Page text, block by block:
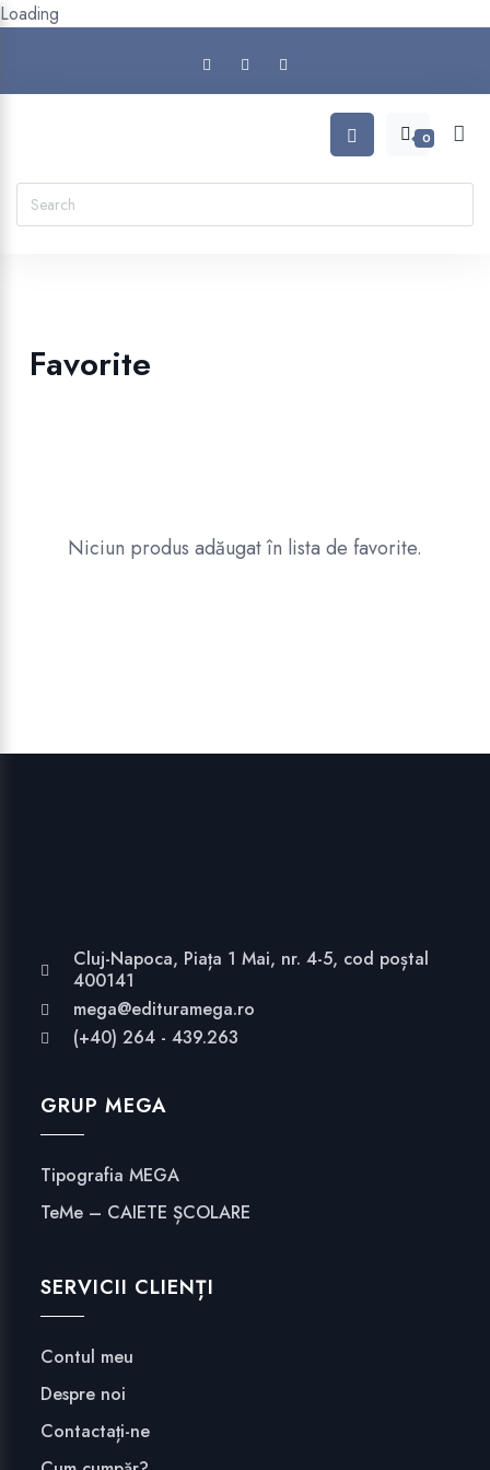
Loading
0
Favorite
Niciun produs adăugat în lista de favorite.
Cluj-Napoca, Piața 1 Mai, nr. 4-5, cod poștal
400141
mega@edituramega.ro
(+40) 264 - 439.263
GRUP MEGA
Tipografia MEGA
TeMe – CAIETE ȘCOLARE
SERVICII CLIENȚI
Contul meu
Despre noi
Contactați-ne